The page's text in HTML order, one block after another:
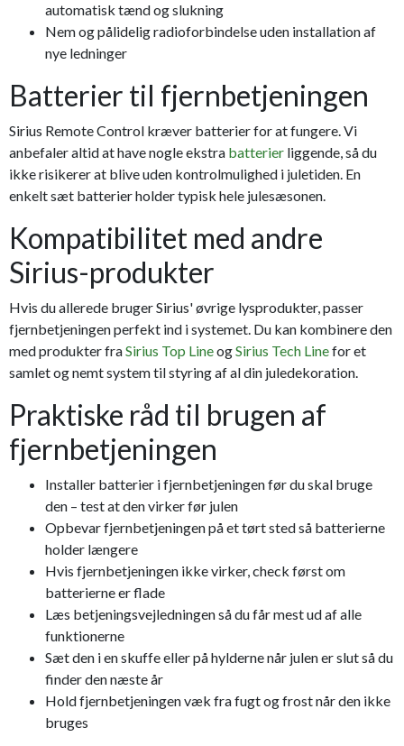
automatisk tænd og slukning
Nem og pålidelig radioforbindelse uden installation af
nye ledninger
Batterier til fjernbetjeningen
Sirius Remote Control kræver batterier for at fungere. Vi
anbefaler altid at have nogle ekstra batterier liggende, så du
ikke risikerer at blive uden kontrolmulighed i juletiden. En
enkelt sæt batterier holder typisk hele julesæsonen.
Kompatibilitet med andre
Sirius-produkter
Hvis du allerede bruger Sirius' øvrige lysprodukter, passer
fjernbetjeningen perfekt ind i systemet. Du kan kombinere den
med produkter fraSirius Top LineogSirius Tech Linefor et
samlet og nemt system til styring af al din juledekoration.
Praktiske råd til brugen af
fjernbetjeningen
Installer batterier i fjernbetjeningen før du skal bruge
den – test at den virker før julen
Opbevar fjernbetjeningen på et tørt sted så batterierne
holder længere
Hvis fjernbetjeningen ikke virker, check først om
batterierne er flade
Læs betjeningsvejledningen så du får mest ud af alle
funktionerne
Sæt den i en skuffe eller på hylderne når julen er slut så du
finder den næste år
Hold fjernbetjeningen væk fra fugt og frost når den ikke
bruges